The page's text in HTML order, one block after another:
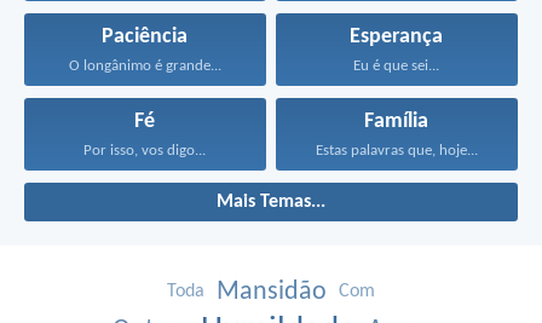
Paciência
O longânimo é grande...
Esperança
Eu é que sei...
Fé
Por isso, vos digo...
Família
Estas palavras que, hoje...
Mais Temas...
Toda Mansidão Com